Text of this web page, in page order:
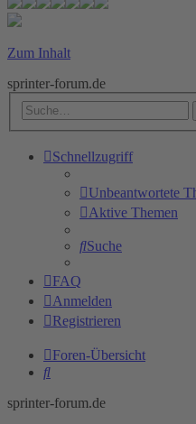
Zum Inhalt
sprinter-forum.de
Schnellzugriff
Unbeantwortete
Aktive Themen
Suche
FAQ
Anmelden
Registrieren
Foren-Übersicht
Suche
sprinter-forum.de